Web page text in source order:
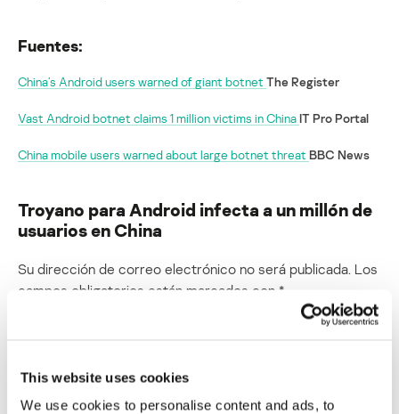
This website uses cookies
We use cookies to personalise content and ads, to
Fuentes:
China’s Android users warned of giant botnet The Register
Vast Android botnet claims 1 million victims in ChinaIT Pro Portal
China mobile users warned about large botnet threat BBC News
Troyano para Android infecta a un millón de
usuarios en China
Su dirección de correo electrónico no será publicada. Los
campos obligatorios están marcados con *